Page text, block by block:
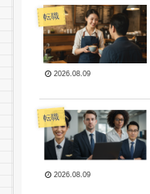
転職
2026.08.09
転職
2026.08.09